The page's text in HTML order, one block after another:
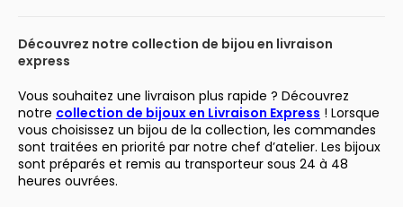
Découvrez notre collection de bijou en livraison
express
Vous souhaitez une livraison plus rapide ? Découvrez
notre collection de bijoux en Livraison Express ! Lorsque
vous choisissez un bijou de la collection, les commandes
sont traitées en priorité par notre chef d’atelier. Les bijoux
sont préparés et remis au transporteur sous 24 à 48
heures ouvrées.